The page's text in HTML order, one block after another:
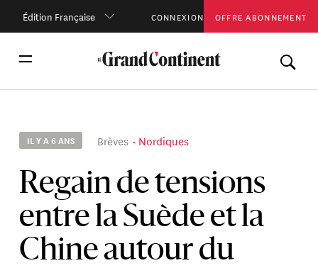
Édition Française CONNEXION OFFRE ABONNEMENT
IL Y A 6 ANS Brèves Nordiques
Regain de tensions
entre la Suède et la
Chine autour du